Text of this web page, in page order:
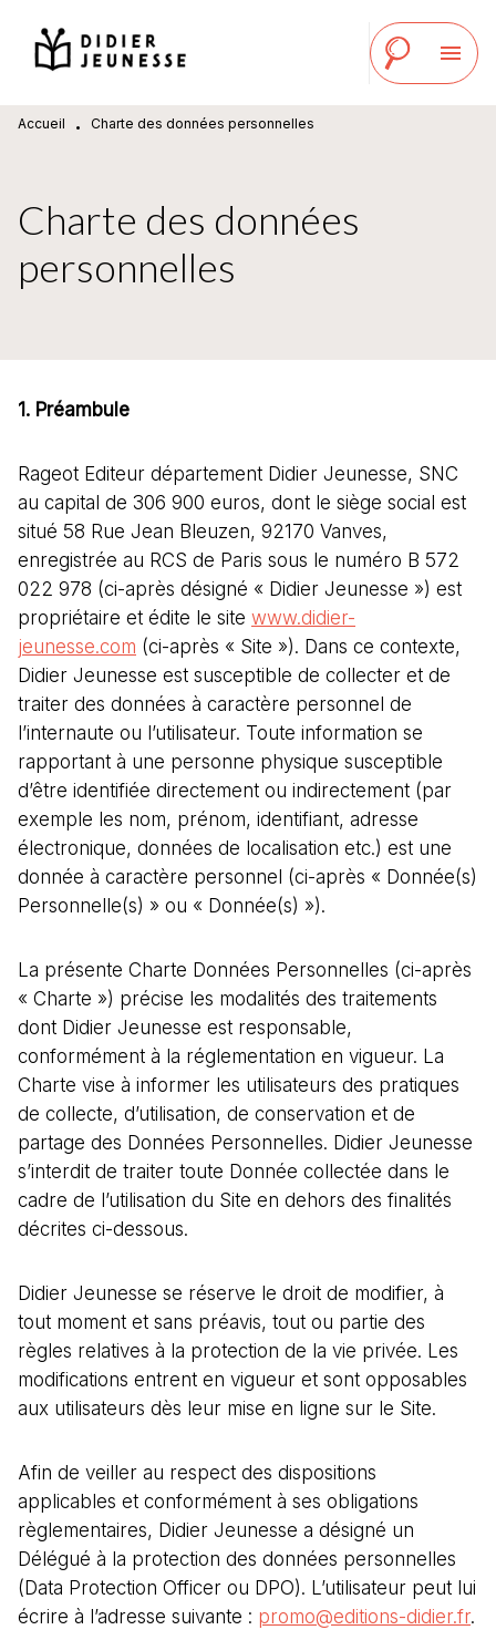
MENU RECHERCHE
PIED DE PAGE
menu
Accueil • Charte des données personnelles
Charte des données
personnelles
1. Préambule
Rageot Editeur département Didier Jeunesse, SNC
au capital de 306 900 euros, dont le siège social est
situé 58 Rue Jean Bleuzen, 92170 Vanves,
enregistrée au RCS de Paris sous le numéro B 572
022 978 (ci-après désigné « Didier Jeunesse ») est
propriétaire et édite le site www.didier-
jeunesse.com (ci-après « Site »). Dans ce contexte,
Didier Jeunesse est susceptible de collecter et de
traiter des données à caractère personnel de
l’internaute ou l’utilisateur. Toute information se
rapportant à une personne physique susceptible
d’être identifiée directement ou indirectement (par
exemple les nom, prénom, identifiant, adresse
électronique, données de localisation etc.) est une
donnée à caractère personnel (ci-après « Donnée(s)
Personnelle(s) » ou « Donnée(s) »).
La présente Charte Données Personnelles (ci-après
« Charte ») précise les modalités des traitements
dont Didier Jeunesse est responsable,
conformément à la réglementation en vigueur. La
Charte vise à informer les utilisateurs des pratiques
de collecte, d’utilisation, de conservation et de
partage des Données Personnelles. Didier Jeunesse
s’interdit de traiter toute Donnée collectée dans le
cadre de l’utilisation du Site en dehors des finalités
décrites ci-dessous.
Didier Jeunesse se réserve le droit de modifier, à
tout moment et sans préavis, tout ou partie des
règles relatives à la protection de la vie privée. Les
modifications entrent en vigueur et sont opposables
aux utilisateurs dès leur mise en ligne sur le Site.
Afin de veiller au respect des dispositions
applicables et conformément à ses obligations
règlementaires, Didier Jeunesse a désigné un
Délégué à la protection des données personnelles
(Data Protection Officer ou DPO). L’utilisateur peut lui
écrire à l’adresse suivante : promo@editions-didier.fr.